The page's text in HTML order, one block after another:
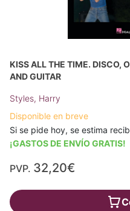
KISS ALL THE TIME. DISCO,
AND GUITAR
Styles, Harry
Disponible en breve
Si se pide hoy, se estima
¡GASTOS DE ENVÍO GRATIS!
PVP. 32,20€